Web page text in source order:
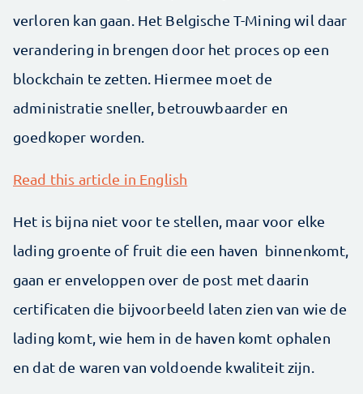
verloren kan gaan. Het Belgische T-Mining wil daar
verandering in brengen door het proces op een
blockchain te zetten. Hiermee moet de
administratie sneller, betrouwbaarder en
goedkoper worden.
Read this article in English
Het is bijna niet voor te stellen, maar voor elke
lading groente of fruit die een haven binnenkomt,
gaan er enveloppen over de post met daarin
certificaten die bijvoorbeeld laten zien van wie de
lading komt, wie hem in de haven komt ophalen
en dat de waren van voldoende kwaliteit zijn.